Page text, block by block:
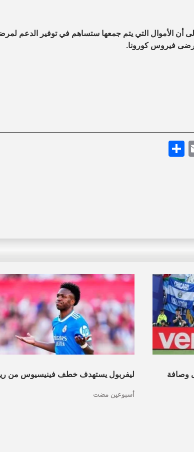
أن الأموال التي يتم جمعها ستساهم في توفير الدعم
فيروس كورونا.
Email
وصافة ليفربول يستهدف خطف فينيسيوس من
أسبوعين مضت